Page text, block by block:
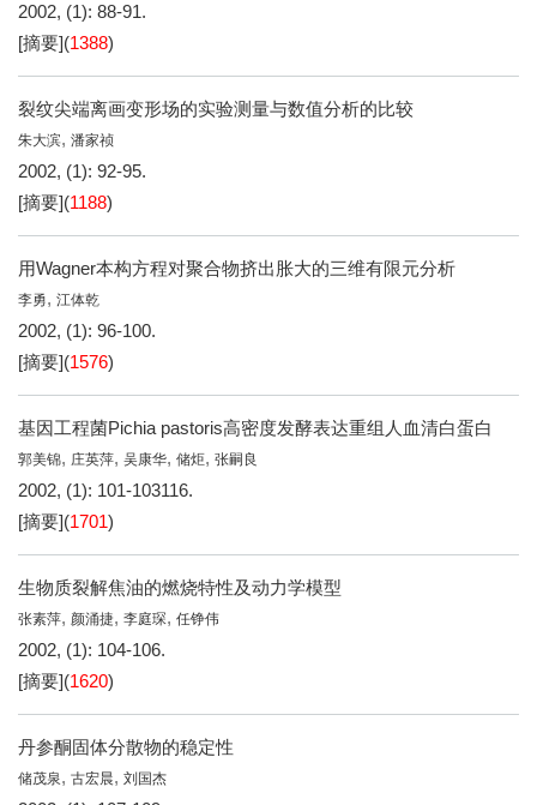
2002, (1): 88-91.
[摘要](1388)
裂纹尖端离画变形场的实验测量与数值分析的比较
朱大滨, 潘家祯
2002, (1): 92-95.
[摘要](1188)
用Wagner本构方程对聚合物挤出胀大的三维有限元分析
李勇, 江体乾
2002, (1): 96-100.
[摘要](1576)
基因工程菌Pichia pastoris高密度发酵表达重组人血清白蛋白
郭美锦, 庄英萍, 吴康华, 储炬, 张嗣良
2002, (1): 101-103116.
[摘要](1701)
生物质裂解焦油的燃烧特性及动力学模型
张素萍, 颜涌捷, 李庭琛, 任铮伟
2002, (1): 104-106.
[摘要](1620)
丹参酮固体分散物的稳定性
储茂泉, 古宏晨, 刘国杰